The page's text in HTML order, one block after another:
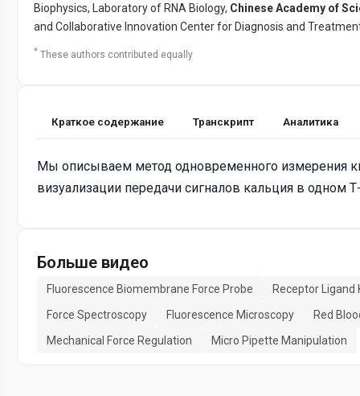
Biophysics, Laboratory of RNA Biology, Chinese Academy of
and Collaborative Innovation Center for Diagnosis and
* These authors contributed equally
Краткое содержание Транскрипт Аналитика
Мы описываем метод одновременного измерения
визуализации передачи сигналов кальция в
Больше видео
Fluorescence Biomembrane Force Probe
Receptor Ligand
Force Spectroscopy
Fluorescence Microscopy
Red
Mechanical Force Regulation
Micro Pipette Manipulation